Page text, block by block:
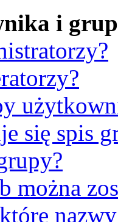
i
się spis
można